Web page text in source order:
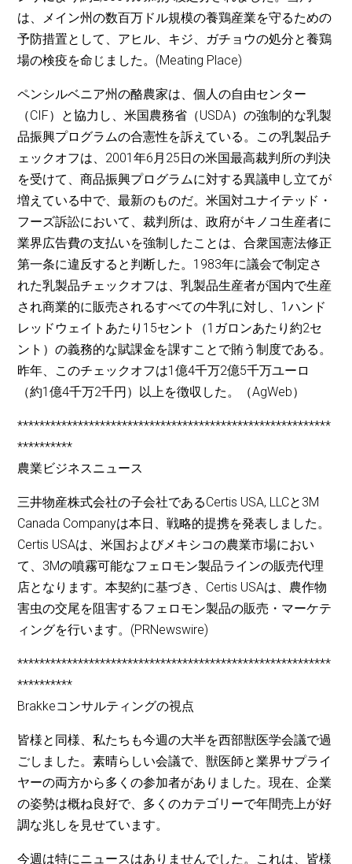
は、メイン州の数百万ドル規模の養鶏産業を守るための
予防措置として、アヒル、キジ、ガチョウの処分と養鶏
場の検疫を命じました。(Meating Place)
ペンシルベニア州の酪農家は、個人の自由センター
（CIF）と協力し、米国農務省（USDA）の強制的な乳製
品振興プログラムの合憲性を訴えている。この乳製品チ
ェックオフは、2001年6月25日の米国最高裁判所の判決
を受けて、商品振興プログラムに対する異議申し立てが
増えている中で、最新のものだ。米国対ユナイテッド・
フーズ訴訟において、裁判所は、政府がキノコ生産者に
業界広告費の支払いを強制したことは、合衆国憲法修正
第一条に違反すると判断した。1983年に議会で制定さ
れた乳製品チェックオフは、乳製品生産者が国内で生産
され商業的に販売されるすべての牛乳に対し、1ハンド
レッドウェイトあたり15セント（1ガロンあたり約2セ
ント）の義務的な賦課金を課すことで賄う制度である。
昨年、このチェックオフは1億4千万2億5千万ユーロ
（約1億4千万2千円）以上を徴収した。（AgWeb）
*********************************************************
**********
農業ビジネスニュース
三井物産株式会社の子会社であるCertis USA, LLCと3M
Canada Companyは本日、戦略的提携を発表しました。
Certis USAは、米国およびメキシコの農業市場におい
て、3Mの噴霧可能なフェロモン製品ラインの販売代理
店となります。本契約に基づき、Certis USAは、農作物
害虫の交尾を阻害するフェロモン製品の販売・マーケテ
ィングを行います。(PRNewswire)
*********************************************************
**********
Brakkeコンサルティングの視点
皆様と同様、私たちも今週の大半を西部獣医学会議で過
ごしました。素晴らしい会議で、獣医師と業界サプライ
ヤーの両方から多くの参加者がありました。現在、企業
の姿勢は概ね良好で、多くのカテゴリーで年間売上が好
調な兆しを見せています。
今週は特にニュースはありませんでした。これは、皆様